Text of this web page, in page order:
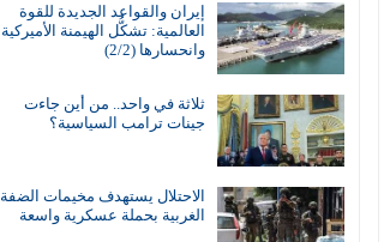
إيران والقواعد الجديدة للقوة
العالمية: تشكُّل الهيمنة الأميركية
وانحسارها (2/2)
ثلاثة في واحد.. من أين جاءت
جينات ترامب السياسية؟
الاحتلال يستهدف مخيمات الضفة
الغربية بحملة عسكرية واسعة